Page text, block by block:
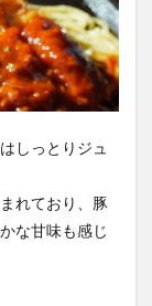
しっとりジュ
れており、豚
な甘味も感じ